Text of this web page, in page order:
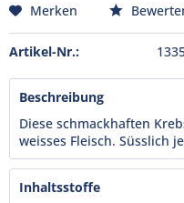
Merken
Artikel-Nr.:
Beschreibung
Diese schmackhaften
weisses Fleisch. Süsslich
Inhaltsstoffe